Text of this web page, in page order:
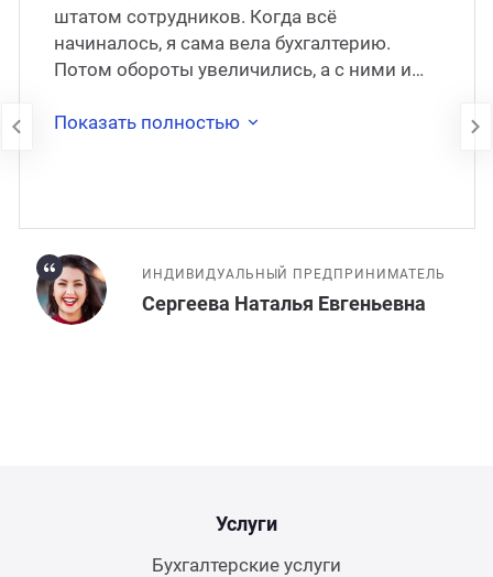
штатом сотрудников. Когда всё
начиналось, я сама вела бухгалтерию.
Потом обороты увеличились, а с ними и
наняла штатног�
Показать полностью
ИНДИВИДУАЛЬНЫЙ ПРЕДПРИНИМАТЕЛЬ
Сергеева Наталья Евгеньевна
Услуги
Бухгалтерские услуги